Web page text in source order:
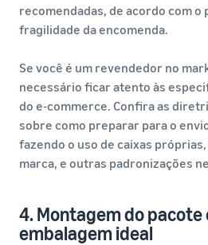
recomendadas, de acordo com o
fragilidade da encomenda.
Se você é um revendedor no
necessário ficar atento às
do e-commerce. Confira as
sobre como preparar para o
fazendo o uso de caixas
marca, e outras padronizações
4. Montagem do pacote
embalagem ideal